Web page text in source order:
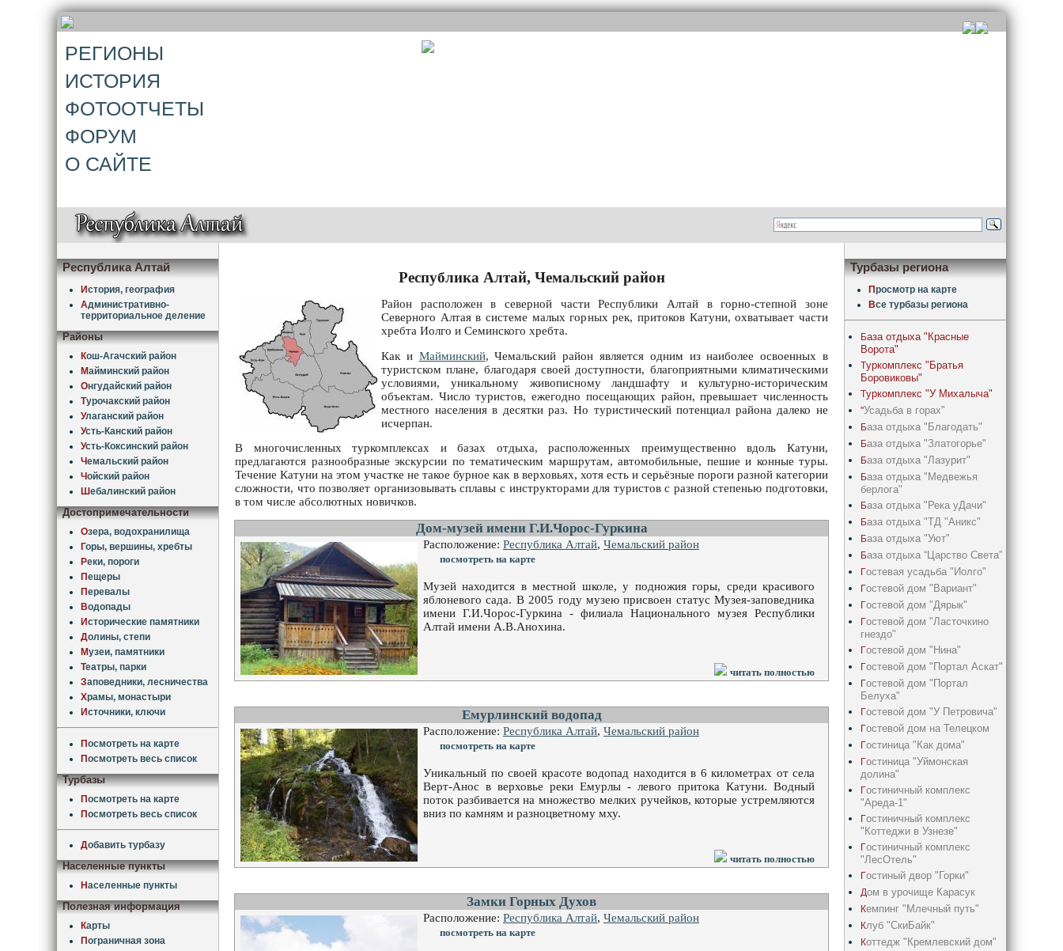
РЕГИОНЫ
ИСТОРИЯ
ФОТООТЧЕТЫ
ФОРУМ
О САЙТЕ
Республика Алтай
История, география
Административно-
территориальное деление
Районы
Кош-Агачский район
Майминский район
Онгудайский район
Турочакский район
Улаганский район
Усть-Канский район
Усть-Коксинский район
Чемальский район
Чойский район
Шебалинский район
Достопримечательности
Озера, водохранилища
Горы, вершины, хребты
Реки, пороги
Пещеры
Перевалы
Водопады
Исторические памятники
Долины, степи
Музеи, памятники
Театры, парки
Заповедники, лесничества
Храмы, монастыри
Источники, ключи
Посмотреть на карте
Посмотреть весь список
Турбазы
Посмотреть на карте
Посмотреть весь список
Добавить турбазу
Населенные пункты
Населенные пункты
Полезная информация
Карты
Пограничная зона
Республика Алтай, Чемальский район
Район расположен в северной части Республики Алтай в горно-степной зоне
Северного Алтая в системе малых горных рек, притоков Катуни, охватывает части
хребта Иолго и Семинского хребта.
Как и Майминский, Чемальский район является одним из наиболее освоенных в
туристском плане, благодаря своей доступности, благоприятными климатическими
условиями, уникальному живописному ландшафту и культурно-историческим
объектам. Число туристов, ежегодно посещающих район, превышает численность
местного населения в десятки раз. Но туристический потенциал района далеко не
исчерпан.
В многочисленных туркомплексах и базах отдыха, расположенных преимущественно вдоль Катуни,
предлагаются разнообразные экскурсии по тематическим маршрутам, автомобильные, пешие и конные туры.
Течение Катуни на этом участке не такое бурное как в верховьях, хотя есть и серьёзные пороги разной категории
сложности, что позволяет организовывать сплавы с инструкторами для туристов с разной степенью подготовки,
в том числе абсолютных новичков.
Дом-музей имени Г.И.Чорос-Гуркина
Расположение: Республика Алтай, Чемальский район
посмотреть на карте
Музей находится в местной школе, у подножия горы, среди красивого
яблоневого сада. В 2005 году музею присвоен статус Музея-заповедника
имени Г.И.Чорос-Гуркина - филиала Национального музея Республики
Алтай имени А.В.Анохина.
читать полностью
Емурлинский водопад
Расположение: Республика Алтай, Чемальский район
посмотреть на карте
Уникальный по своей красоте водопад находится в 6 километрах от села
Верт-Анос в верховье реки Емурлы - левого притока Катуни. Водный
поток разбивается на множество мелких ручейков, которые устремляются
вниз по камням и разноцветному мху.
читать полностью
Замки Горных Духов
Расположение: Республика Алтай, Чемальский район
посмотреть на карте
Турбазы региона
Просмотр на карте
Все турбазы региона
База отдыха "Красные
Ворота"
Туркомплекс "Братья
Боровиковы"
Туркомплекс "У Михалыча"
"Усадьба в горах"
База отдыха "Благодать"
База отдыха "Златогорье"
База отдыха "Лазурит"
База отдыха "Медвежья
берлога"
База отдыха "Река уДачи"
База отдыха "ТД "Аникс"
База отдыха "Уют"
База отдыха “Царство Света”
Гостевая усадьба "Иолго"
Гостевой дом "Вариант"
Гостевой дом "Дярык"
Гостевой дом "Ласточкино
гнездо"
Гостевой дом "Нина"
Гостевой дом "Портал Аскат"
Гостевой дом "Портал
Белуха"
Гостевой дом "У Петровича"
Гостевой дом на Телецком
Гостиница "Как дома"
Гостиница "Уймонская
долина"
Гостиничный комплекс
"Ареда-1"
Гостиничный комплекс
"Коттеджи в Узнезе"
Гостиничный комплекс
"ЛесОтель"
Гостиный двор "Горки"
Дом в урочище Карасук
Кемпинг "Млечный путь"
Клуб "СкиБайк"
Коттедж "Кремлевский дом"